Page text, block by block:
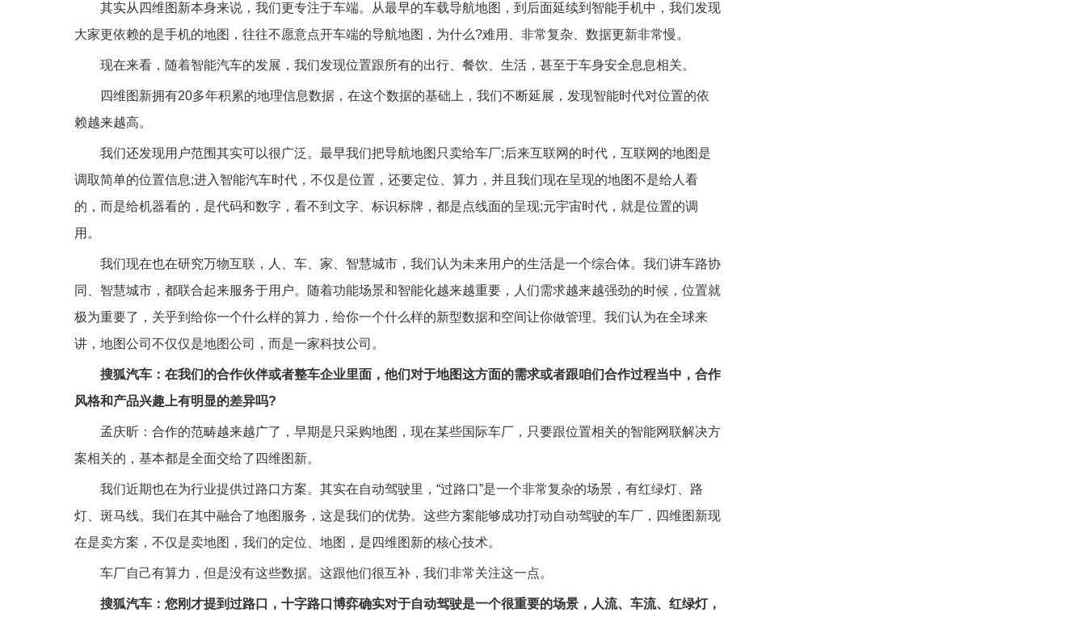
其实从四维图新本身来说，我们更专注于车端。从最早的车载导航地图，到后面延续到智能手机中，我们发现
大家更依赖的是手机的地图，往往不愿意点开车端的导航地图，为什么?难用、非常复杂、数据更新非常慢。
现在来看，随着智能汽车的发展，我们发现位置跟所有的出行、餐饮、生活，甚至于车身安全息息相关。
四维图新拥有20多年积累的地理信息数据，在这个数据的基础上，我们不断延展，发现智能时代对位置的依
赖越来越高。
我们还发现用户范围其实可以很广泛。最早我们把导航地图只卖给车厂;后来互联网的时代，互联网的地图是
调取简单的位置信息;进入智能汽车时代，不仅是位置，还要定位、算力，并且我们现在呈现的地图不是给人看
的，而是给机器看的，是代码和数字，看不到文字、标识标牌，都是点线面的呈现;元宇宙时代，就是位置的调
用。
我们现在也在研究万物互联，人、车、家、智慧城市，我们认为未来用户的生活是一个综合体。我们讲车路协
同、智慧城市，都联合起来服务于用户。随着功能场景和智能化越来越重要，人们需求越来越强劲的时候，位置就
极为重要了，关乎到给你一个什么样的算力，给你一个什么样的新型数据和空间让你做管理。我们认为在全球来
讲，地图公司不仅仅是地图公司，而是一家科技公司。
搜狐汽车：在我们的合作伙伴或者整车企业里面，他们对于地图这方面的需求或者跟咱们合作过程当中，合作
风格和产品兴趣上有明显的差异吗?
孟庆昕：合作的范畴越来越广了，早期是只采购地图，现在某些国际车厂，只要跟位置相关的智能网联解决方
案相关的，基本都是全面交给了四维图新。
我们近期也在为行业提供过路口方案。其实在自动驾驶里，“过路口”是一个非常复杂的场景，有红绿灯、路
灯、斑马线。我们在其中融合了地图服务，这是我们的优势。这些方案能够成功打动自动驾驶的车厂，四维图新现
在是卖方案，不仅是卖地图，我们的定位、地图，是四维图新的核心技术。
车厂自己有算力，但是没有这些数据。这跟他们很互补，我们非常关注这一点。
搜狐汽车：您刚才提到过路口，十字路口博弈确实对于自动驾驶是一个很重要的场景，人流、车流、红绿灯，